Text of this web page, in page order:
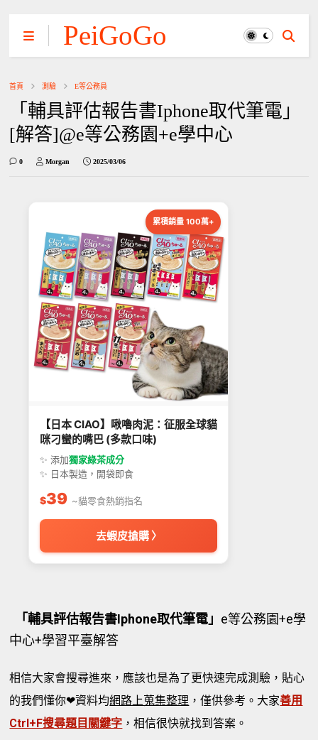
PeiGoGo
首頁 測驗 E等公務員
「輔具評估報告書Iphone取代筆電」
[解答]@e等公務園+e學中心
0 Morgan 2025/03/06
累積銷量 100萬+
【日本 CIAO】啾嚕肉泥：征服全球貓
咪刁蠻的嘴巴 (多款口味)
✨ 添加獨家綠茶成分
✨ 日本製造，開袋即食
$39 ~貓零食熱銷指名
去蝦皮搶購 〉
「輔具評估報告書Iphone取代筆電」 e等公務園+e學
中心+學習平臺解答
相信大家會搜尋進來，應該也是為了更快速完成測驗，貼心
的我們懂你❤資料均網路上蒐集整理 ，僅供參考。大家善用
Ctrl+F搜尋題目關鍵字 ，相信很快就找到答案。